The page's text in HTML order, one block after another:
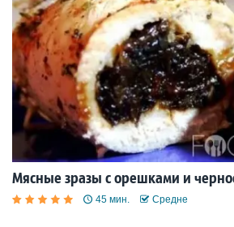
Мясные зразы с орешками и
45 мин. Средне